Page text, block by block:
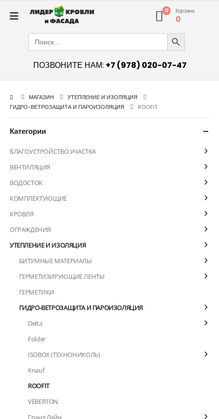
0 Корзина
0
Search
for:
Search Button
ПОЗВОНИТЕ НАМ: +7 (978) 020-07-47
МАГАЗИН
УТЕПЛЕНИЕ И ИЗОЛЯЦИЯ
ГИДРО-ВЕТРОЗАЩИТА И ПАРОИЗОЛЯЦИЯ
ROOFIT
Категории
БЛАГОУСТРОЙСТВО УЧАСТКА
ВЕНТИЛЯЦИЯ
ВОДОСТОК
КОМПЛЕКТУЮЩИЕ
КРОВЛЯ
ОГРАЖДЕНИЯ
УТЕПЛЕНИЕ И ИЗОЛЯЦИЯ
БИТУМНЫЕ МАТЕРИАЛЫ
ГЕРМЕТИЗИРУЮЩИЕ ЛЕНТЫ
ГЕРМЕТИКИ
ГИДРО-ВЕТРОЗАЩИТА И ПАРОИЗОЛЯЦИЯ
Delta
Folder
ISOBOX (ТЕХНОНИКОЛЬ)
Knauf
ROOFIT
VEBERTON
Гранд Лайн